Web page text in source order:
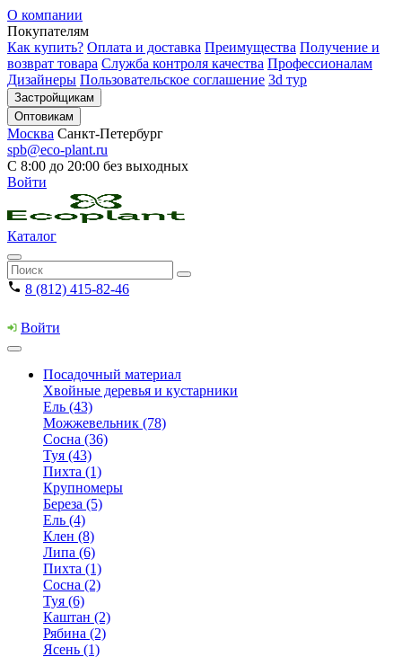
О компании
Покупателям
Как купить? Оплата и доставка Преимущества Получение и
возврат товара Служба контроля качества Профессионалам
Дизайнеры Пользовательское соглашение 3d тур
Застройщикам
Оптовикам
Москва Санкт-Петербург
spb@eco-plant.ru
С 8:00 до 20:00 без выходных
Войти
Каталог
8 (812) 415-82-46
Войти
Посадочный материал
Хвойные деревья и кустарники
Ель (43)
Можжевельник (78)
Сосна (36)
Туя (43)
Пихта (1)
Крупномеры
Береза (5)
Ель (4)
Клен (8)
Липа (6)
Пихта (1)
Сосна (2)
Туя (6)
Каштан (2)
Рябина (2)
Ясень (1)